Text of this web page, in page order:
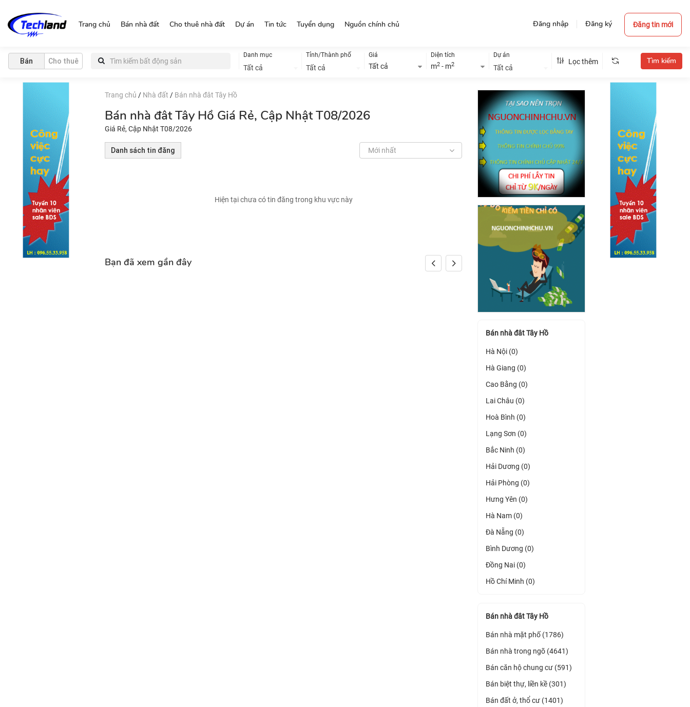
Đăng nhập Đăng ký Đăng tin mới
Trang chủ Bán nhà đất Cho thuê nhà đất Dự án Tin tức Tuyển dụng Nguồn chính chủ
Bán Cho thuê
Danh mục
Tất cả
Tỉnh/Thành phố
Tất cả
Giá
Tất cả
Diện tích
m2 - m2
Dự án
Tất cả
Lọc thêm
Trang chủ / Nhà đất / Bán nhà đât Tây Hồ
Bán nhà đât Tây Hồ Giá Rẻ, Cập Nhật T08/2026
Giá Rẻ, Cập Nhật T08/2026
Danh sách tin đăng Mới nhất
Hiện tại chưa có tin đăng trong khu vực này
Bạn đã xem gần đây
Bán nhà đât Tây Hồ
Hà Nội (0)
Hà Giang (0)
Cao Bằng (0)
Lai Châu (0)
Hoà Bình (0)
Lạng Sơn (0)
Bắc Ninh (0)
Hải Dương (0)
Hải Phòng (0)
Hưng Yên (0)
Hà Nam (0)
Đà Nẵng (0)
Bình Dương (0)
Đồng Nai (0)
Hồ Chí Minh (0)
Bán nhà đât Tây Hồ
Bán nhà mặt phố (1786)
Bán nhà trong ngõ (4641)
Bán căn hộ chung cư (591)
Bán biệt thự, liền kề (301)
Bán đất ở, thổ cư (1401)